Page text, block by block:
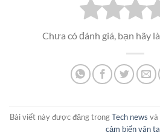
Chưa có đánh giá, bạn hãy
Bài viết này được đăng trongTech news và
cảm biến vân